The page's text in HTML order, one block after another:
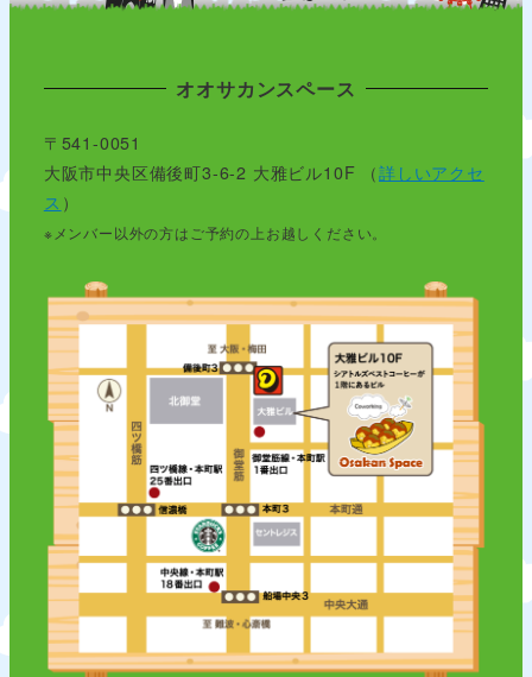
オオサカンスペース
〒541-0051
大阪市中央区備後町3-6-2 大雅ビル10F （詳しいアクセ
ス ）
※メンバー以外の方はご予約の上お越しください。